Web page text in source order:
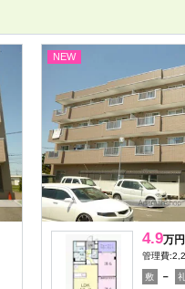
NEW
4.9万円
管理費
敷 －